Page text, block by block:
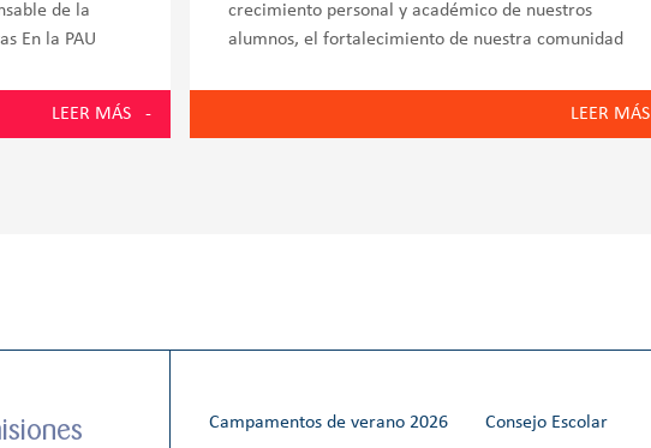
de la
En la PAU
LEER MÁS
crecimiento personal y académico de nuestros
alumnos, el fortalecimiento de nuestra comunidad
LEER MÁS
Campamentos de verano 2026 Consejo Escolar